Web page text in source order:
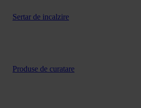
Sertar de incalzire
Produse de curatare